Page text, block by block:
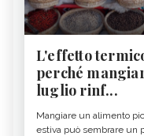
L'effetto
perché
luglio rinf...
Mangiare un alimento
estiva può sembrare un